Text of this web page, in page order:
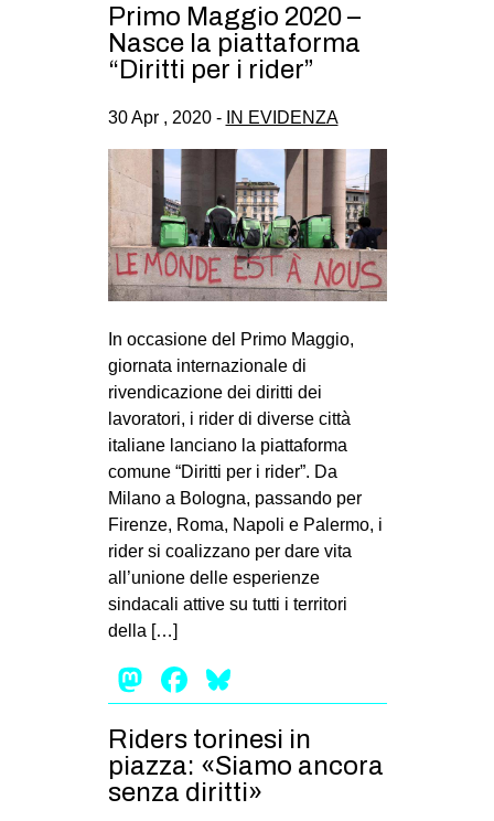
Primo Maggio 2020 –
Nasce la piattaforma
“Diritti per i rider”
30 Apr , 2020 - IN EVIDENZA
In occasione del Primo Maggio,
giornata internazionale di
rivendicazione dei diritti dei
lavoratori, i rider di diverse città
italiane lanciano la piattaforma
comune “Diritti per i rider”. Da
Milano a Bologna, passando per
Firenze, Roma, Napoli e Palermo, i
rider si coalizzano per dare vita
all’unione delle esperienze
sindacali attive su tutti i territori
della […]
Mastodon
Facebook
Riders torinesi in
piazza: «Siamo ancora
senza diritti»